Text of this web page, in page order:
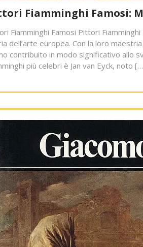
Fiamminghi Famosi:
Fiamminghi Famosi Pittori
dell’arte europea. Con la loro
contribuito in modo significativo allo
più celebri è Jan van Eyck, noto